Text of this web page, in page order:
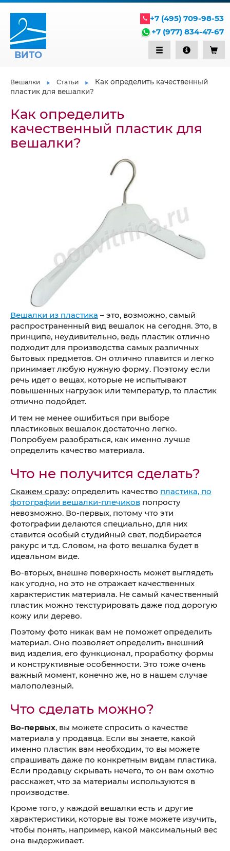
ВИТО
+7 (495) 709-98-53
+7 (977) 834-47-67
Вешалки Статьи
Как определить качественный
пластик для вешалки?
Как определить
качественный пластик для
вешалки?
Вешалки из пластика – это, возможно, самый
распространенный вид вешалок на сегодня. Это, в
принципе, неудивительно, ведь пластик отлично
подходит для производства самых различных
бытовых предметов. Он отлично плавится и легко
принимает любую нужную форму. Поэтому если
речь идет о вещах, которые не испытывают
повышенных нагрузок или температур, то пластик
отлично подойдет.
И тем не менее ошибиться при выборе
пластиковых вешалок достаточно легко.
Попробуем разобраться, как именно лучше
определить качество материала.
Что не получится сделать?
Скажем сразу: определить качество пластика, по
фотографии вешалки-плечиков попросту
невозможно. Во-первых, потому что эти
фотографии делаются специально, для них
ставится особый студийный свет, подбирается
ракурс и т.д. Словом, на фото вешалка будет в
идеальном виде.
Во-вторых, внешне поверхность может выглядеть
как угодно, но это не отражает качественных
характеристик материала. Не самый качественный
пластик можно текстурировать даже под дорогую
кожу или дерево.
Поэтому фото никак вам не поможет определить
материал. Оно позволяет определить внешний
вид изделия, его функционал, проработку формы
и конструктивные особенности. Это тоже очень
важный момент, конечно же, но в нашем случае
малополезный.
Что сделать можно?
Во-первых, вы можете спросить о качестве
материала у продавца. Если вы знаете, какой
именно пластик вам необходим, то вы можете
спрашивать даже по конкретным видам пластика.
Если продавцу скрывать нечего, то он вам охотно
расскажет, что за материалы используются в
производстве.
Кроме того, у каждой вешалки есть и другие
характеристики, которые вы тоже можете изучить,
чтобы понять, например, какой максимальный вес
она выдерживает.